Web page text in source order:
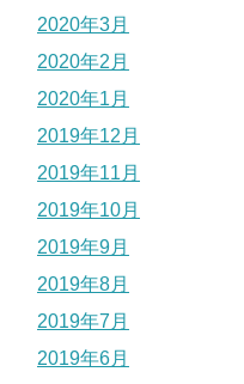
2020年3月
2020年2月
2020年1月
2019年12月
2019年11月
2019年10月
2019年9月
2019年8月
2019年7月
2019年6月